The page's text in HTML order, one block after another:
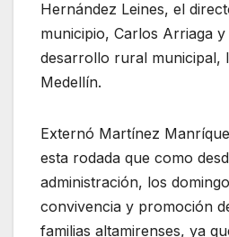
Hernández Leines, el
municipio, Carlos Arriaga
desarrollo rural municipal,
Medellín.
Externó Martínez
esta rodada que como
administración, los
convivencia y promoción
familias altamirenses, ya